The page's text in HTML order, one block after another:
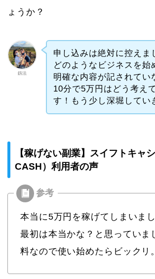
ょうか？
釼法
申し込みは絶対に控えま
どのようなビジネスを始
明確な内容が記されてい
10分で5万円はどう考え
す！もう少し深堀してい
【稼げない副業】スイフトキャ
CASH）利用者の声
本当に5万円を稼げてしまいま
最初は本当かな？と思っていま
料なので使い始めたらビックリ。